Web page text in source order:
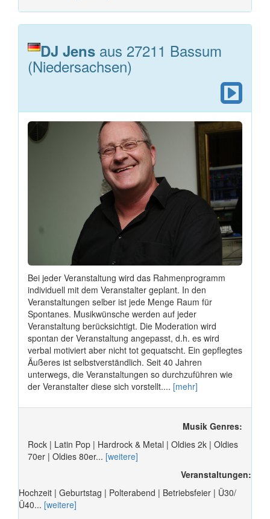
DJ Jens aus 27211 Bassum
(Niedersachsen)
Bei jeder Veranstaltung wird das Rahmenprogramm
individuell mit dem Veranstalter geplant. In den
Veranstaltungen selber ist jede Menge Raum für
Spontanes. Musikwünsche werden auf jeder
Veranstaltung berücksichtigt. Die Moderation wird
spontan der Veranstaltung angepasst, d.h. es wird
verbal motiviert aber nicht tot gequatscht. Ein gepflegtes
Äußeres ist selbstverständlich. Seit 40 Jahren
unterwegs, die Veranstaltungen so durchzuführen wie
der Veranstalter diese sich vorstellt.... [mehr]
Musik Genres:
Rock | Latin Pop | Hardrock & Metal | Oldies 2k | Oldies
70er | Oldies 80er... [weitere]
Veranstaltungen:
Hochzeit | Geburtstag | Polterabend | Betriebsfeier | Ü30/
Ü40... [weitere]